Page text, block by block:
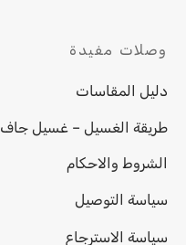
وصلات مفيدة
دليل المقاسات
طريقة الغسيل – غسيل جاف
الشروط والاحكام
سياسة التوصيل
سياسة الاسترجاع